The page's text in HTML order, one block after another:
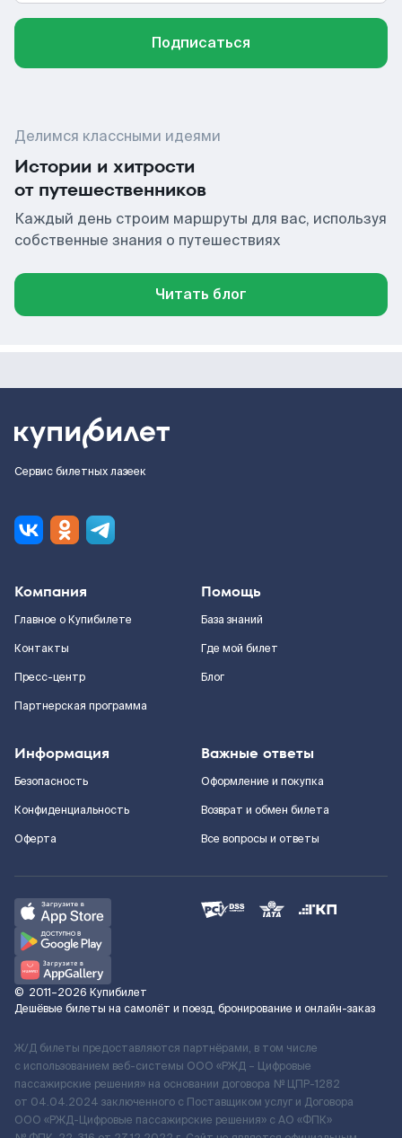
Подписаться
Делимся классными идеями
Истории и хитрости
от путешественников
Каждый день строим маршруты для вас, используя
собственные знания о путешествиях
Читать блог
Сервис билетных лазеек
Компания
Главное о Купибилете
Контакты
Пресс-центр
Партнерская программа
Помощь
База знаний
Где мой билет
Блог
Информация
Безопасность
Конфиденциальность
Оферта
Важные ответы
Оформление и покупка
Возврат и обмен билета
Все вопросы и ответы
© 2011–2026 Купибилет
Дешёвые билеты на самолёт и поезд, бронирование и онлайн-заказ
Ж/Д билеты предоставляются партнёрами, в том числе
с использованием веб-системы ООО «РЖД – Цифровые
пассажирские решения» на основании договора № ЦПР-1282
от 04.04.2024 заключенного с Поставщиком услуг и Договора
ООО «РЖД-Цифровые пассажирские решения» c АО «ФПК»